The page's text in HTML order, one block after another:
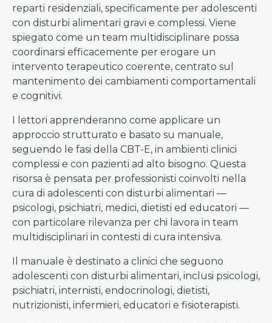
reparti residenziali, specificamente per adolescenti
con disturbi alimentari gravi e complessi. Viene
spiegato come un team multidisciplinare possa
coordinarsi efficacemente per erogare un
intervento terapeutico coerente, centrato sul
mantenimento dei cambiamenti comportamentali
e cognitivi.
I lettori apprenderanno come applicare un
approccio strutturato e basato su manuale,
seguendo le fasi della CBT-E, in ambienti clinici
complessi e con pazienti ad alto bisogno. Questa
risorsa è pensata per professionisti coinvolti nella
cura di adolescenti con disturbi alimentari —
psicologi, psichiatri, medici, dietisti ed educatori —
con particolare rilevanza per chi lavora in team
multidisciplinari in contesti di cura intensiva.
Il manuale è destinato a clinici che seguono
adolescenti con disturbi alimentari, inclusi psicologi,
psichiatri, internisti, endocrinologi, dietisti,
nutrizionisti, infermieri, educatori e fisioterapisti.